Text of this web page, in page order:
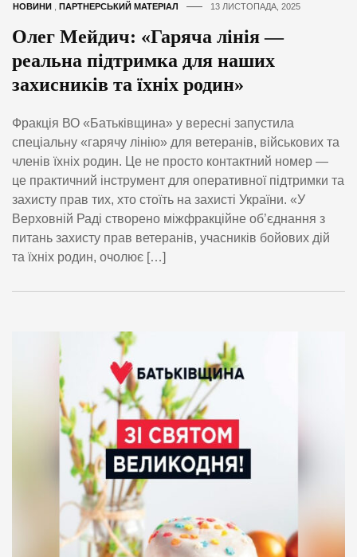
НОВИНИ ПАРТНЕРСЬКИЙ МАТЕРІАЛ 13 ЛИСТОПАДА, 2025
Олег Мейдич: «Гаряча лінія —
реальна підтримка для наших
захисників та їхніх родин»
Фракція ВО «Батьківщина» у вересні запустила
спеціальну «гарячу лінію» для ветеранів, військових та
членів їхніх родин. Це не просто контактний номер —
це практичний інструмент для оперативної підтримки та
захисту прав тих, хто стоїть на захисті України. «У
Верховній Раді створено міжфракційне об’єднання з
питань захисту прав ветеранів, учасників бойових дій
та їхніх родин, очолює […]